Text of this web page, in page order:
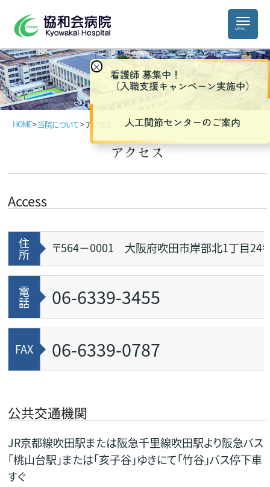
HOME>当院について>アクセス
アクセス
Access
住
所 〒564－0001 大阪府吹田市岸部北1丁目24
電
話 06-6339-3455
FAX 06-6339-0787
公共交通機関
JR京都線吹田駅または阪急千里線吹田駅より阪急バス
「桃山台駅」または「亥子谷」ゆきにて「竹谷」バス停下車
すぐ
×
看護師 募集中！
（入職支援キャンペーン実施中）
人工関節センターのご案内